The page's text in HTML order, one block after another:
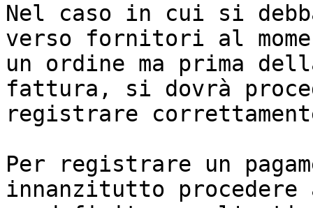
Nel caso in cui si
verso fornitori al
un ordine ma prima
fattura, si dovrà
registrare
Per registrare un
innanzitutto